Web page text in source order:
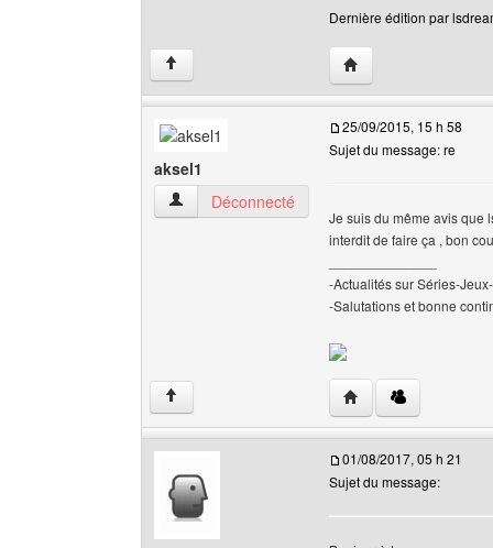
Dernière édition par
↑ Visiter le site web
aksel1
aksel1 Voir le profil de l'utilisateur
Déconnecté
25/09/2015, 15 h 58
Sujet du message: re
Je suis du même avis que
interdit de faire ça , bon
-Actualités sur Séries-
-Salutations et bonne
↑ Visiter le site web de
01/08/2017, 05 h 21
Sujet du message: